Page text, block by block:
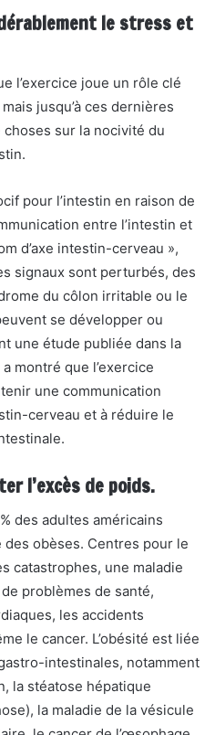
le stress et
l’exercice joue un rôle clé
jusqu’à ces dernières
sur la nocivité du
pour l’intestin en raison de
entre l’intestin et
d’axe intestin-cerveau »,
signaux sont perturbés, des
du côlon irritable ou le
se développer ou
une étude publiée dans la
a montré que l’exercice
une communication
cerveau et à réduire le
l’excès de poids.
des adultes américains
des obèses. Centres pour le
catastrophes, une maladie
problèmes de santé,
les accidents
le cancer. L’obésité est liée
intestinales, notamment
la stéatose hépatique
la maladie de la vésicule